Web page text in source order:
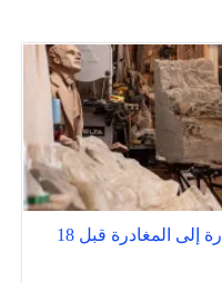
الجوازات تدعو حاملي تأشيرة الزيارة إلى المغادرة قبل 18